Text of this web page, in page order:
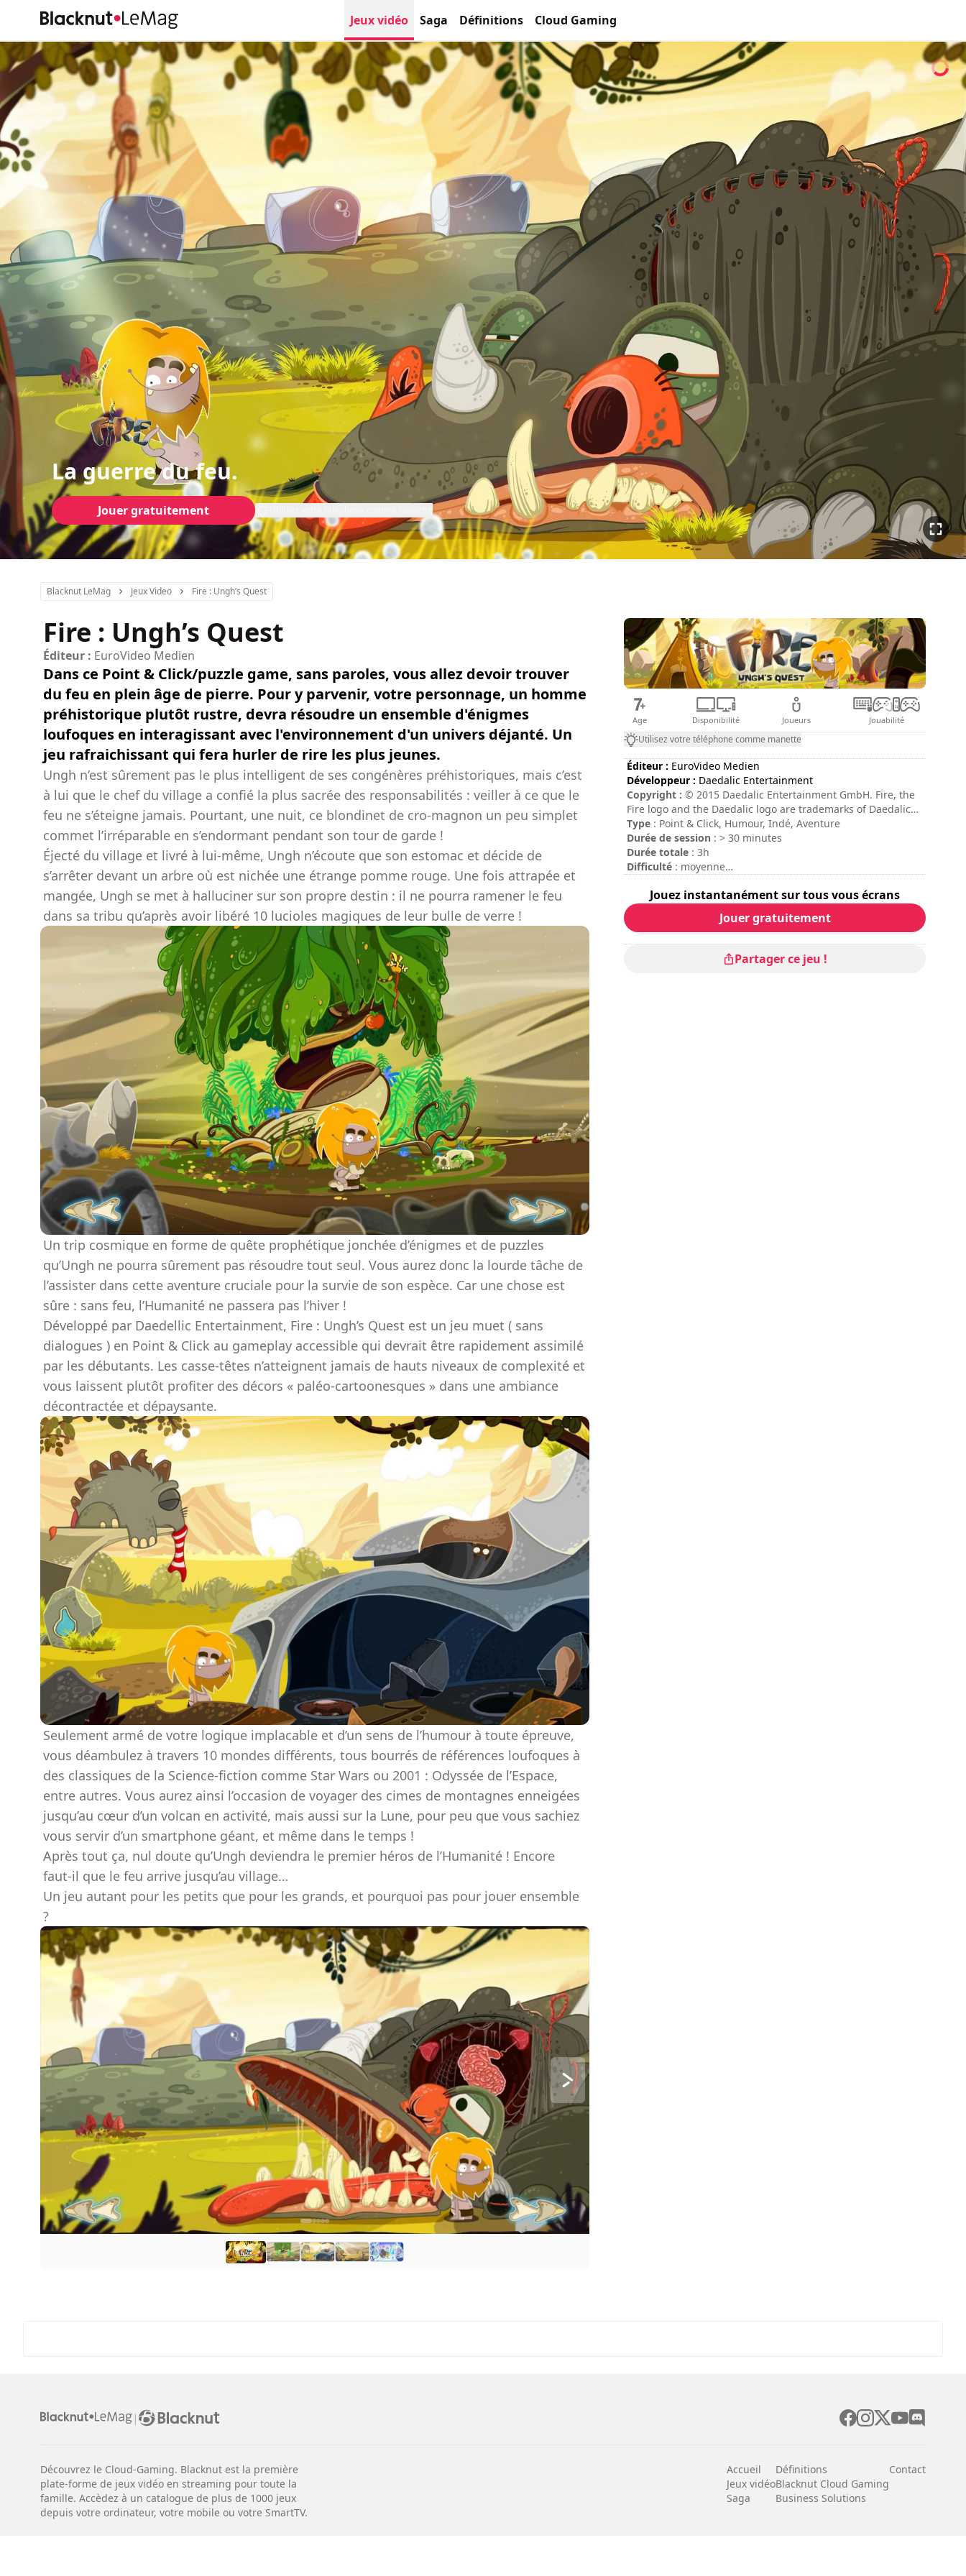
Jeux vidéo Saga Définitions Cloud Gaming
La guerre du feu.
Jouer gratuitement
Blacknut LeMag Jeux Video Fire : Ungh’s Quest
Fire : Ungh’s Quest
Éditeur : EuroVideo Medien
Dans ce Point & Click/puzzle game, sans paroles, vous allez devoir trouver
du feu en plein âge de pierre. Pour y parvenir, votre personnage, un homme
préhistorique plutôt rustre, devra résoudre un ensemble d'énigmes
loufoques en interagissant avec l'environnement d'un univers déjanté. Un
jeu rafraichissant qui fera hurler de rire les plus jeunes.
Ungh n’est sûrement pas le plus intelligent de ses congénères préhistoriques, mais c’est
à lui que le chef du village a confié la plus sacrée des responsabilités : veiller à ce que le
feu ne s’éteigne jamais. Pourtant, une nuit, ce blondinet de cro-magnon un peu simplet
commet l’irréparable en s’endormant pendant son tour de garde !
Éjecté du village et livré à lui-même, Ungh n’écoute que son estomac et décide de
s’arrêter devant un arbre où est nichée une étrange pomme rouge. Une fois attrapée et
mangée, Ungh se met à halluciner sur son propre destin : il ne pourra ramener le feu
dans sa tribu qu’après avoir libéré 10 lucioles magiques de leur bulle de verre !
Un trip cosmique en forme de quête prophétique jonchée d’énigmes et de puzzles
qu’Ungh ne pourra sûrement pas résoudre tout seul. Vous aurez donc la lourde tâche de
l’assister dans cette aventure cruciale pour la survie de son espèce. Car une chose est
sûre : sans feu, l’Humanité ne passera pas l’hiver !
Développé par Daedellic Entertainment, Fire : Ungh’s Quest est un jeu muet ( sans
dialogues ) en Point & Click au gameplay accessible qui devrait être rapidement assimilé
par les débutants. Les casse-têtes n’atteignent jamais de hauts niveaux de complexité et
vous laissent plutôt profiter des décors « paléo-cartoonesques » dans une ambiance
décontractée et dépaysante.
Seulement armé de votre logique implacable et d’un sens de l’humour à toute épreuve,
vous déambulez à travers 10 mondes différents, tous bourrés de références loufoques à
des classiques de la Science-fiction comme Star Wars ou 2001 : Odyssée de l’Espace,
entre autres. Vous aurez ainsi l’occasion de voyager des cimes de montagnes enneigées
jusqu’au cœur d’un volcan en activité, mais aussi sur la Lune, pour peu que vous sachiez
vous servir d’un smartphone géant, et même dans le temps !
Après tout ça, nul doute qu’Ungh deviendra le premier héros de l’Humanité ! Encore
faut-il que le feu arrive jusqu’au village…
Un jeu autant pour les petits que pour les grands, et pourquoi pas pour jouer ensemble
?
Age Disponibilité Joueurs Jouabilité
Utilisez votre téléphone comme manette
Éditeur : EuroVideo Medien
Développeur : Daedalic Entertainment
Copyright : © 2015 Daedalic Entertainment GmbH. Fire, the
Fire logo and the Daedalic logo are trademarks of Daedalic
Entertainment GmbH. All rights reserved. In cooperation
with Eurovideo Medien GmbH.
Type : Point & Click, Humour, Indé, Aventure
Durée de session : > 30 minutes
Durée totale : 3h
Difficulté : moyenne
Jouez instantanément sur tous vous écrans
Jouer gratuitement
Partager ce jeu !
|
Découvrez le Cloud-Gaming. Blacknut est la première
plate-forme de jeux vidéo en streaming pour toute la
famille. Accèdez à un catalogue de plus de 1000 jeux
depuis votre ordinateur, votre mobile ou votre SmartTV.
Accueil
Jeux vidéo
Saga
Définitions
Blacknut Cloud Gaming
Business Solutions
Contact